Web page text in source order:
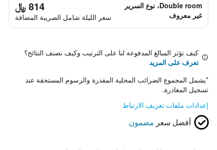
Double room، نوع السرير
غير معروف
814 ﷼
سعر الليلة شامل الصريبة المضافة
كيف تؤثر المبالغ المدفوعة لنا على الترتيب وكيف نصنف النتائج؟
تعرف على المزيد
*يشمل المجموع الضرائب المحلية المقدرة والرسوم المستحقة عند
تسجيل المغادرة.
إعدادات ملفات تعريف الارتباط
أفضل سعر مضمون